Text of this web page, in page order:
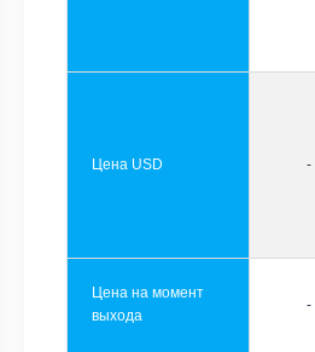
Цена USD -
Цена на момент
выхода
-